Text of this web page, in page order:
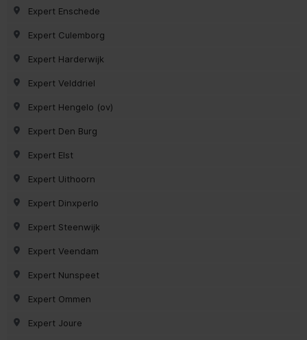
Expert Enschede
Expert Culemborg
Expert Harderwijk
Expert Velddriel
Expert Hengelo (ov)
Expert Den Burg
Expert Elst
Expert Uithoorn
Expert Dinxperlo
Expert Steenwijk
Expert Veendam
Expert Nunspeet
Expert Ommen
Expert Joure